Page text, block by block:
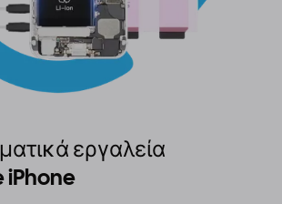
εργαλεία
iPhone